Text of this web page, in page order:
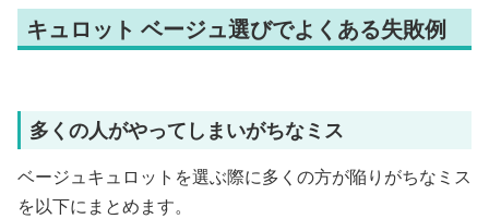
キュロット ベージュ選びでよくある失敗例
多くの人がやってしまいがちなミス
ベージュキュロットを選ぶ際に多くの方が陥りがちなミス
を以下にまとめます。